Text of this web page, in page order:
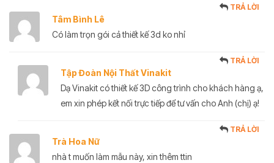
Tâm Bình Lê
TRẢ LỜI
Có làm trọn gói cả thiết kế 3d ko nhỉ
Tập Đoàn Nội Thất Vinakit
TRẢ LỜI
Dạ Vinakit có thiết kế 3D công trình cho khách hàng ạ,
em xin phép kết nối trực tiếp để tư vấn cho Anh (chị) ạ!
Trà Hoa Nữ
TRẢ LỜI
nhà t muốn làm mẫu này, xin thêm ttin